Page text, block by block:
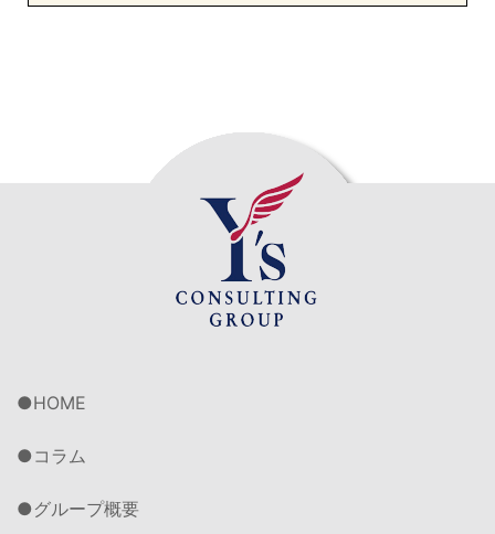
HOME
コラム
グループ概要